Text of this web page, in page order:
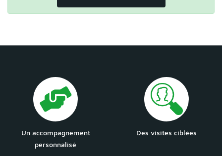
Un accompagnement
personnalisé
Des visites ciblées